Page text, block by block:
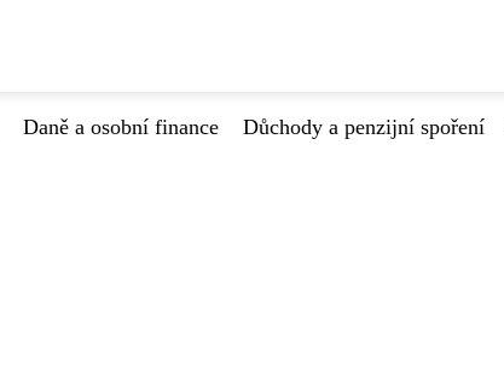
Daně a osobní finance Důchody a penzijní spoření